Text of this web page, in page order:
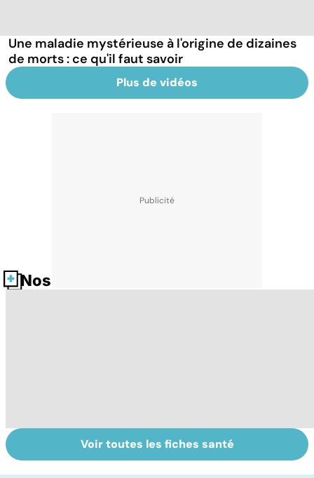
Une maladie mystérieuse à l'origine de dizaines
de morts : ce qu'il faut savoir
Plus de vidéos
Nos fiches santé
Covid-19 : tout
savoir sur la
Variole du singe :
symptômes,
Voir toutes les fiches santé